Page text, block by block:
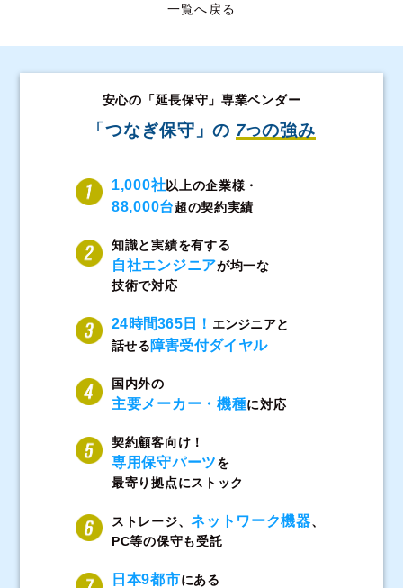
一覧へ戻る
安心の「延長保守」専業ベンダー
「つなぎ保守」の 7つの強み
1,000社以上の企業様・
88,000台超の契約実績
知識と実績を有する
自社エンジニアが均一な
技術で対応
24時間365日！ エンジニアと
話せる障害受付ダイヤル
国内外の
主要メーカー・機種に対応
契約顧客向け！
専用保守パーツを
最寄り拠点にストック
ストレージ、ネットワーク機器、
PC等の保守も受託
日本9都市にある